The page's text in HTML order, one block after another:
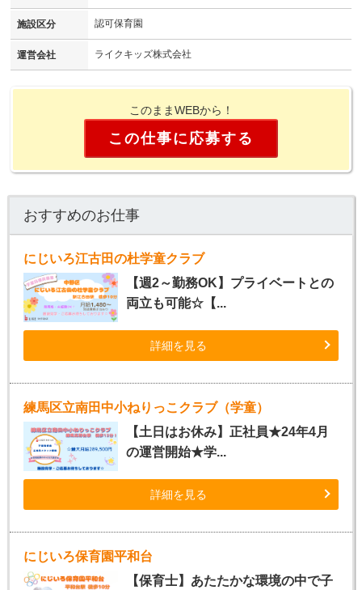
施設区分 認可保育園
運営会社 ライクキッズ株式会社
このままWEBから！
この仕事に応募する
おすすめのお仕事
にじいろ江古田の杜学童クラブ
【週2～勤務OK】プライベートとの
両立も可能☆【...
詳細を見る
練馬区立南田中小ねりっこクラブ（学童）
【土日はお休み】正社員★24年4月
の運営開始★学...
詳細を見る
にじいろ保育園平和台
【保育士】あたたかな環境の中で子